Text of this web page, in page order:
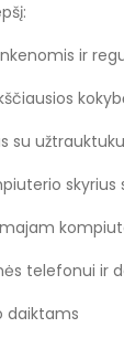
ir
su užtrauktuku
telefonui ir
daiktams